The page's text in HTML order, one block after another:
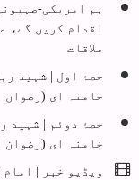
ہم امریکی-
اقدام کریں گے،
ملاقات
حصۂ اول | شہید
خامنہ ای (رضوان
حصۂ دوئم | شہید
خامنہ ای (رضوان
ویڈیو خبر |